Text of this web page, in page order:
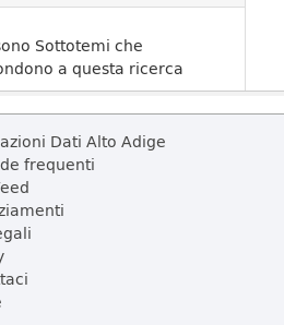
Sottotemi che
a questa ricerca
Dati Alto Adige
frequenti